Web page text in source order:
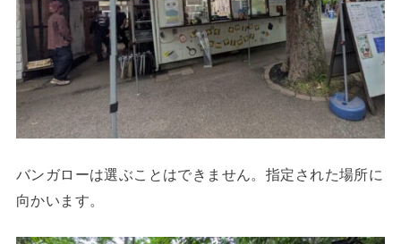
バンガローは選ぶことはできません。指定された場所に
向かいます。